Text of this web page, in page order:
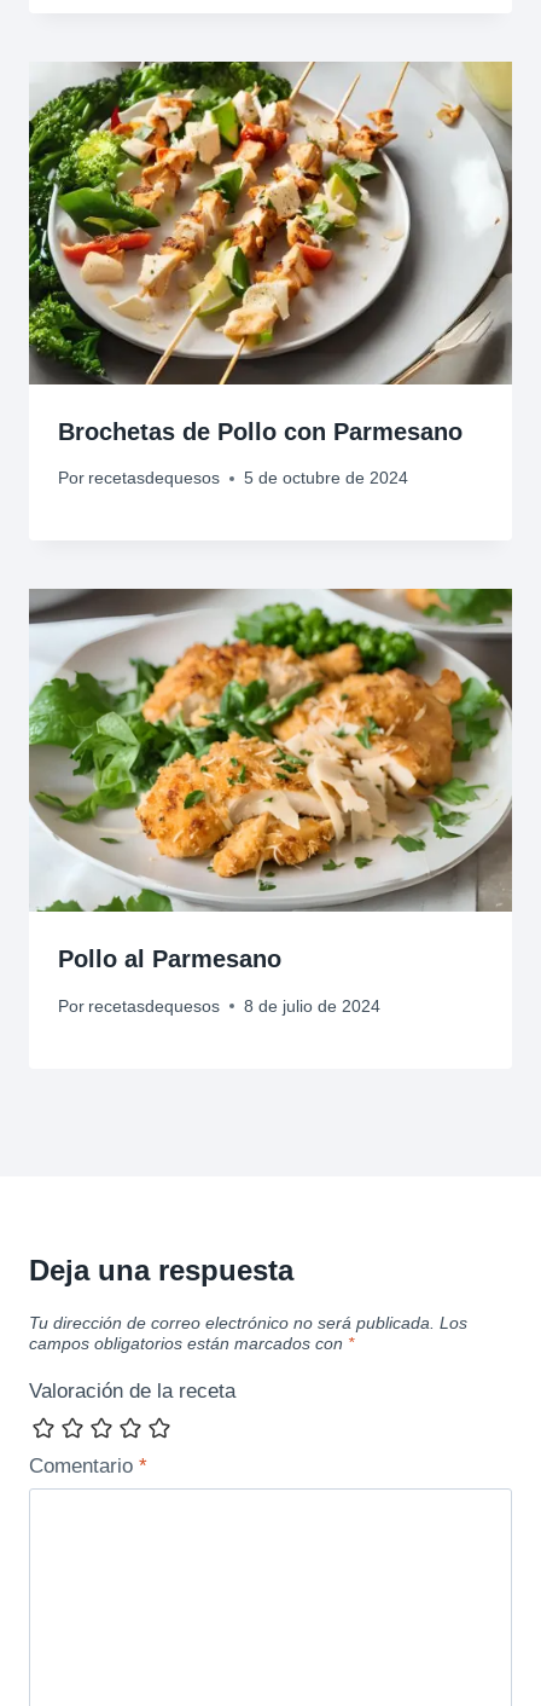
Brochetas de Pollo con Parmesano
Por recetasdequesos 5 de octubre de 2024
Pollo al Parmesano
Por recetasdequesos 8 de julio de 2024
Deja una respuesta
Tu dirección de correo electrónico no será publicada. Los
campos obligatorios están marcados con *
Valoración de la receta
Comentario *